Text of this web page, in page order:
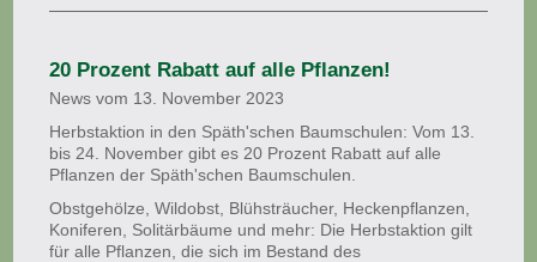
20 Prozent Rabatt auf alle Pflanzen!
News vom 13. November 2023
Herbstaktion in den Späth'schen Baumschulen: Vom 13.
bis 24. November gibt es 20 Prozent Rabatt auf alle
Pflanzen der Späth'schen Baumschulen.
Obstgehölze, Wildobst, Blühsträucher, Heckenpflanzen,
Koniferen, Solitärbäume und mehr: Die Herbstaktion gilt
für alle Pflanzen, die sich im Bestand des